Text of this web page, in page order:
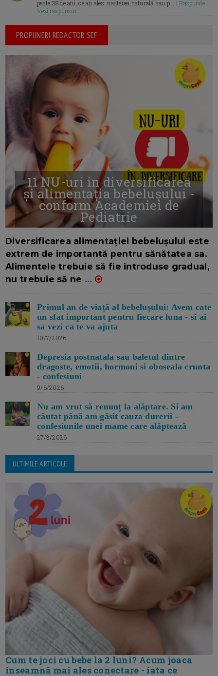
peste 38 de ani, ce ați ales: nașterea naturală sau p... |Raspunde |
Vezi raspunsuri
PROPUNERI REDACTOR SEF
11 NU-uri in diversificarea
și alimentația bebelușului -
conform Academiei de
Pediatrie
Diversificarea alimentației bebelușului este
extrem de importantă pentru sănătatea sa.
Alimentele trebuie să fie introduse gradual,
nu trebuie să ne ...
Primul an de viață al bebelușului: Avem cate
un sfat important pentru fiecare luna - si ai
sa vezi ca te va ajuta
10/7/2026
Depresia postnatala sau baletul dintre
dragoste, emotii, hormoni si oboseala crunta
- confesiuni
9/6/2026
Nu am vrut să renunț la alăptare. Si am
căutat până am găsit cauza durerii -
confesiunile unei mame care alăptează
27/3/2026
ULTIMILE ARTICOLE
Cum te joci cu bebe la 2 luni? Acum joaca
inseamnă mai ales conectare - iata ce